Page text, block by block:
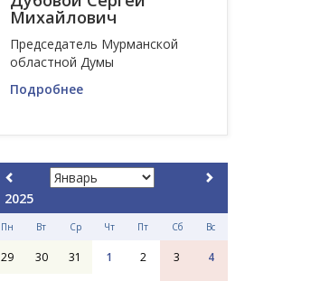
Михайлович
Председатель Мурманской
областной Думы
Подробнее
2025
Пн Вт Ср Чт Пт Сб Вс
29 30 31 1 2 3 4